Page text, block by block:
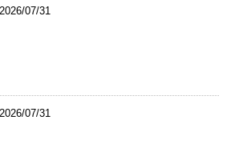
2026/07/31
2026/07/31